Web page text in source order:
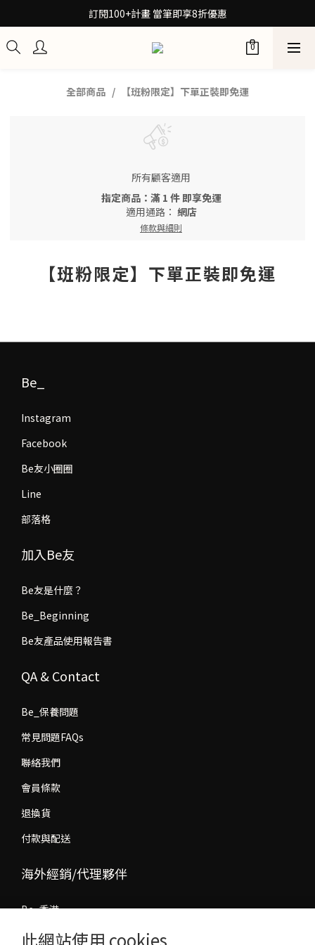
此網站使用 cookies
30秒檢測膚質！再拿保養配方箋7折券
訂閱100+計畫 當筆即享8折優惠
30秒檢測膚質！再拿保養配方箋7折券
全部商品 【班粉限定】下單正裝即免運
所有顧客適用
指定商品：滿 1 件 即享免運
適用通路： 網店
條款與細則
【班粉限定】下單正裝即免運
Be_
Instagram
Facebook
Be友小圈圈
Line
部落格
加入Be友
Be友是什麼？
Be_Beginning
Be友產品使用報告書
QA & Contact
Be_保養問題
常見問題FAQs
聯絡我們
會員條款
退換貨
付款與配送
海外經銷/代理夥伴
Be_香港
Be_馬來西亞